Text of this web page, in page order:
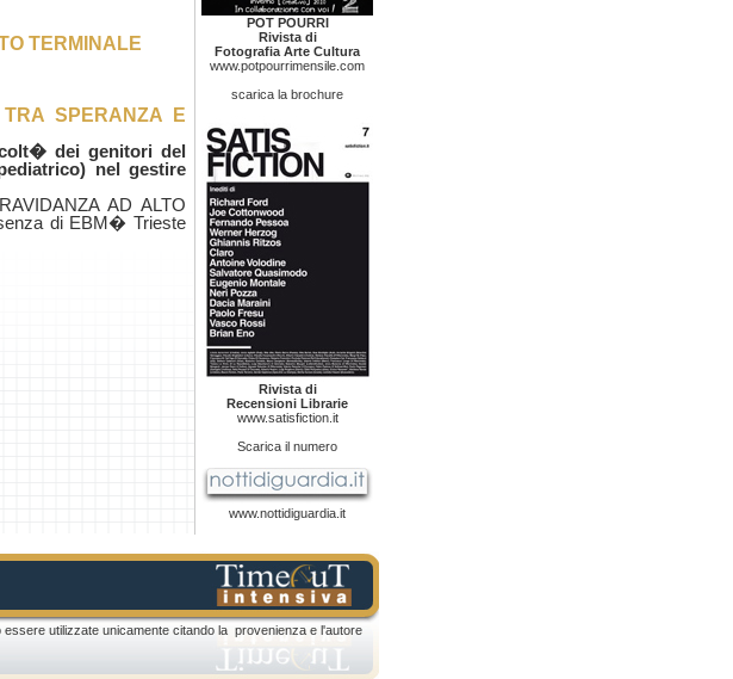
TERMINALE
SPERANZA E
dei genitori del
nel gestire
AD ALTO
di EBM� Trieste
POT POURRI
Rivista di
Fotografia Arte Cultura
www.potpourrimensile.com
scarica la brochure
Rivista di
Recensioni Librarie
www.satisfiction.it
Scarica il numero
www.nottidiguardia.it
utilizzate unicamente citando la provenienza e l'autore